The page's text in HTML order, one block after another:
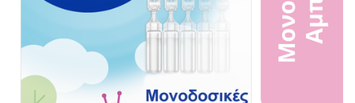
Φροντίδα Χειλιών
Βιταμίνες
Εμμηνόπαυση